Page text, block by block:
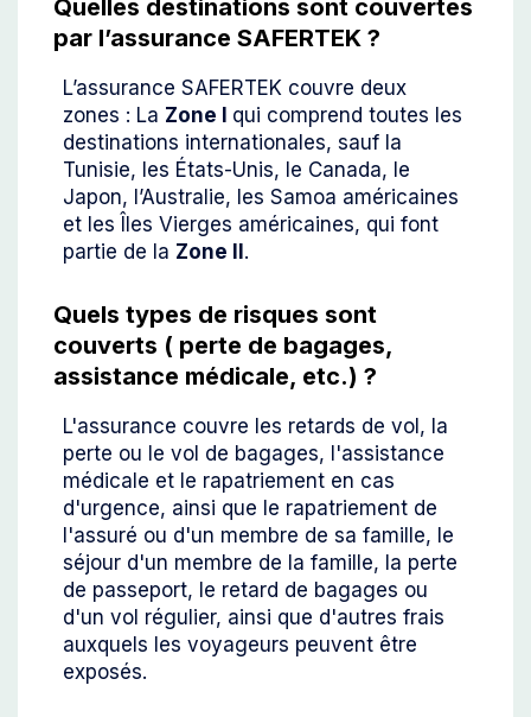
Quelles destinations sont couvertes
par l’assurance SAFERTEK ?
L’assurance SAFERTEK couvre deux
zones : La Zone I qui comprend toutes les
destinations internationales, sauf la
Tunisie, les États-Unis, le Canada, le
Japon, l’Australie, les Samoa américaines
et les Îles Vierges américaines, qui font
partie de la Zone II.
Quels types de risques sont
couverts ( perte de bagages,
assistance médicale, etc.) ?
L'assurance couvre les retards de vol, la
perte ou le vol de bagages, l'assistance
médicale et le rapatriement en cas
d'urgence, ainsi que le rapatriement de
l'assuré ou d'un membre de sa famille, le
séjour d'un membre de la famille, la perte
de passeport, le retard de bagages ou
d'un vol régulier, ainsi que d'autres frais
auxquels les voyageurs peuvent être
exposés.